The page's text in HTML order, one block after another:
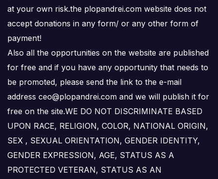
at your own risk.the plopandrei.com website does not
accept donations in any form/ or any other form of
payment!
Also all the opportunities on the website are published
for free and if you have any opportunity that needs to
be promoted, please send the link to the e-mail
address ceo@plopandrei.com and we will publish it for
free on the site.WE DO NOT DISCRIMINATE BASED
UPON RACE, RELIGION, COLOR, NATIONAL ORIGIN,
SEX , SEXUAL ORIENTATION, GENDER IDENTITY,
GENDER EXPRESSION, AGE, STATUS AS A
PROTECTED VETERAN, STATUS AS AN